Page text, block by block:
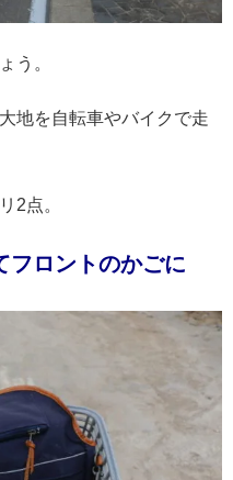
う。
地を自転車やバイクで走
2点。
フロントのかごに